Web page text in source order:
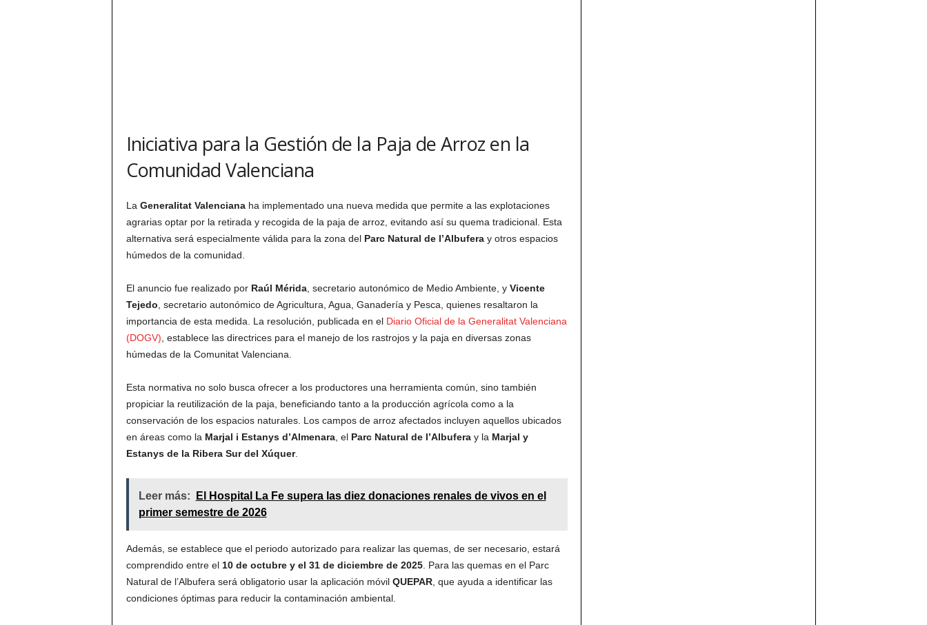
Iniciativa para la Gestión de la Paja de Arroz en la
Comunidad Valenciana
La Generalitat Valencianaha implementado una nueva medida que permite a las explotaciones
agrarias optar por la retirada y recogida de la paja de arroz, evitando así su quema tradicional. Esta
alternativa será especialmente válida para la zona del Parc Natural de l’Albuferay otros espacios
húmedos de la comunidad.
El anuncio fue realizado por Raúl Mérida, secretario autonómico de Medio Ambiente, y Vicente
Tejedo, secretario autonómico de Agricultura, Agua, Ganadería y Pesca, quienes resaltaron la
importancia de esta medida. La resolución, publicada en el Diario Oficial de la Generalitat Valenciana
(DOGV), establece las directrices para el manejo de los rastrojos y la paja en diversas zonas
húmedas de la Comunitat Valenciana.
Esta normativa no solo busca ofrecer a los productores una herramienta común, sino también
propiciar la reutilización de la paja, beneficiando tanto a la producción agrícola como a la
conservación de los espacios naturales. Los campos de arroz afectados incluyen aquellos ubicados
en áreas como la Marjal i Estanys d’Almenara, el Parc Natural de l’Albuferay la Marjal y
Estanys de la Ribera Sur del Xúquer.
Leer más:
El Hospital La Fe supera las diez donaciones renales de vivos en el
primer semestre de 2026
Además, se establece que el periodo autorizado para realizar las quemas, de ser necesario, estará
comprendido entre el 10 de octubre y el 31 de diciembre de 2025. Para las quemas en el Parc
Natural de l’Albufera será obligatorio usar la aplicación móvil QUEPAR, que ayuda a identificar las
condiciones óptimas para reducir la contaminación ambiental.